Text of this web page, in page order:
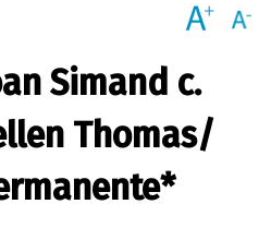
Simand c.
Thomas/